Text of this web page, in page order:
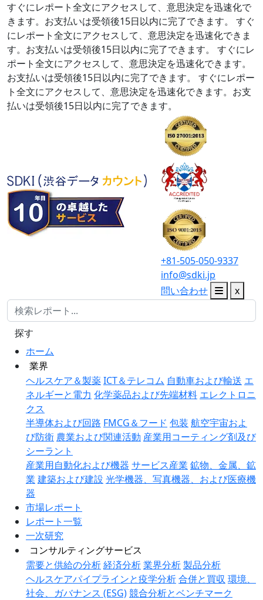
すぐにレポート全文にアクセスして、意思決定を迅速化で
きます。お支払いは受領後15日以内に完了できます。
すぐ
にレポート全文にアクセスして、意思決定を迅速化できま
す。お支払いは受領後15日以内に完了できます。
すぐにレ
ポート全文にアクセスして、意思決定を迅速化できます。
お支払いは受領後15日以内に完了できます。
すぐにレポー
ト全文にアクセスして、意思決定を迅速化できます。お支
払いは受領後15日以内に完了できます。
+81-505-050-9337
info@sdki.jp
問い合わせ
x
ホーム
業界
ヘルスケア＆製薬ICT＆テレコム 自動車および輸送 エ
ネルギーと電力 化学薬品および先端材料 エレクトロニ
クス
半導体および回路 FMCG＆フード 包装 航空宇宙およ
び防衛 農業および関連活動 産業用コーティング剤及び
シーラント
産業用自動化および機器 サービス産業 鉱物、金属、鉱
業 建築および建設 光学機器、写真機器、および医療機
器
市場レポート
レポート一覧
一次研究
コンサルティングサービス
需要と供給の分析経済分析業界分析製品分析
ヘルスケアパイプラインと疫学分析合併と買収 環境、
社会、ガバナンス (ESG)競合分析とベンチマーク
探す